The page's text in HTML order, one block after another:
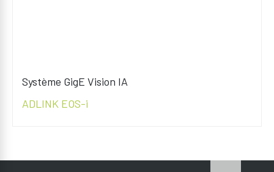
Système GigE Vision IA
ADLINK EOS-i